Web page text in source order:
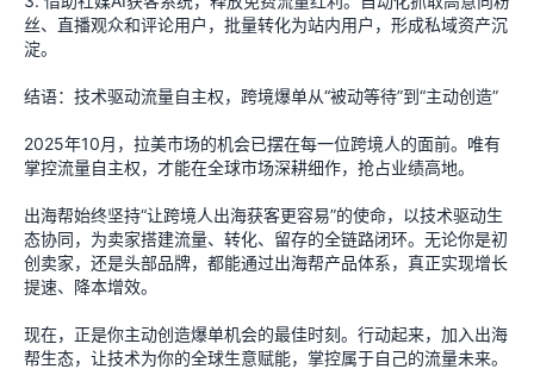
丝、直播观众和评论用户，批量转化为站内用户，形成私域资产沉
淀。
结语：技术驱动流量自主权，跨境爆单从“被动等待”到“主动创造”
2025年10月，拉美市场的机会已摆在每一位跨境人的面前。唯有
掌控流量自主权，才能在全球市场深耕细作，抢占业绩高地。
出海帮始终坚持“让跨境人出海获客更容易”的使命，以技术驱动生
态协同，为卖家搭建流量、转化、留存的全链路闭环。无论你是初
创卖家，还是头部品牌，都能通过出海帮产品体系，真正实现增长
提速、降本增效。
现在，正是你主动创造爆单机会的最佳时刻。行动起来，加入出海
帮生态，让技术为你的全球生意赋能，掌控属于自己的流量未来。